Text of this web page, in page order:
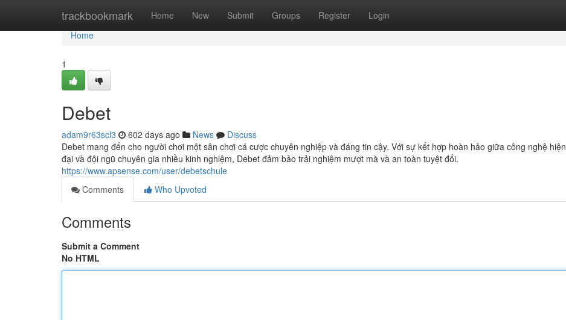
trackbookmark Home New Submit Groups Register Login
Home
Home
1
Debet
adam9r63scl3 602 days ago News
Discuss
Debet mang đến cho người chơi một sân chơi cá cược chuyên nghiệp và đáng tin cậy. Với sự kết hợp hoàn hảo giữa công nghệ hiện
đại và đội ngũ chuyên gia nhiều kinh nghiệm, Debet đảm bảo trải nghiệm mượt mà và an toàn tuyệt đối.
https://www.apsense.com/user/debetschule
Comments
Who Upvoted
Comments
Submit a Comment
No HTML